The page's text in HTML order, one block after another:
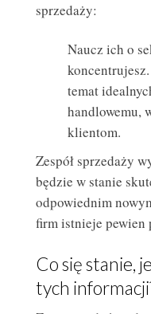
sprzedaży:
Naucz ich o
temat
handlowemu,
klientom.
Zespół sprzedaży
będzie w stanie
odpowiednim
firm istnieje pewien
Co się stanie,
tych